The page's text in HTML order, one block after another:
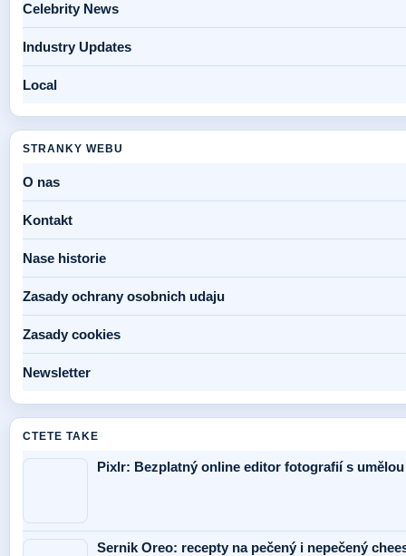
Celebrity News
Industry Updates
Local
STRANKY WEBU
O nas
Kontakt
Nase historie
Zasady ochrany osobnich udaju
Zasady cookies
Newsletter
CTETE TAKE
Pixlr: Bezplatný online editor fotografií s
Sernik Oreo: recepty na pečený i nepečený